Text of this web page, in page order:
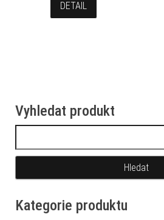
DETAIL
Vyhledat produkt
Kategorie produktu